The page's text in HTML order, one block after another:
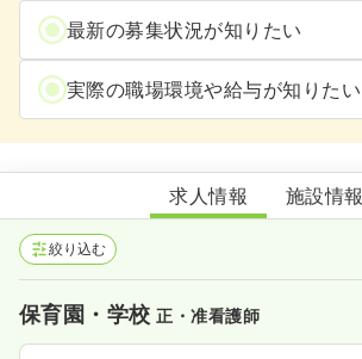
最新の募集状況が知りたい
実際の職場環境や給与が知りたい
ドレミ保育園
求人情報 施設情報
絞り込む
保育園・学校正・准看護師